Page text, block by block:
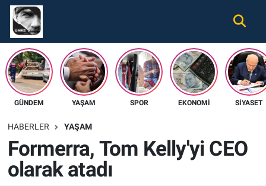
GÜNDEM YAŞAM SPOR EKONOMI SIYASET
HABERLER YAŞAM
Formerra, Tom Kelly'yi CEO
olarak atadı
Gündem
Ekonomi
Spor
Tüm Haberler
Nöbetçi Eczaneler
Hava Durumu
Namaz Vakitleri
Süper Lig Puan Durumu ve Fikstür